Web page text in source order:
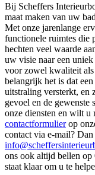
Bij Scheffers
maat maken van uw
Met onze jarenlange
functionele ruimtes die
hechten veel waarde
uw visie naar een
voor zowel kwaliteit
belangrijk het is dat
uitstraling versterkt, en
gevoel en de gewenste
onze diensten en wilt u
contactformulierop
contact via e-mail?
ons ook altijd bellen op
staat klaar om u te